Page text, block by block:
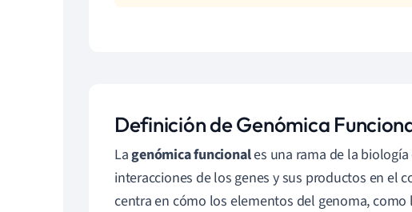
Definición de Genómica
Lagenómica funcionales una rama de la
interacciones de los genes y sus productos en el
centra en cómo los elementos del genoma, como